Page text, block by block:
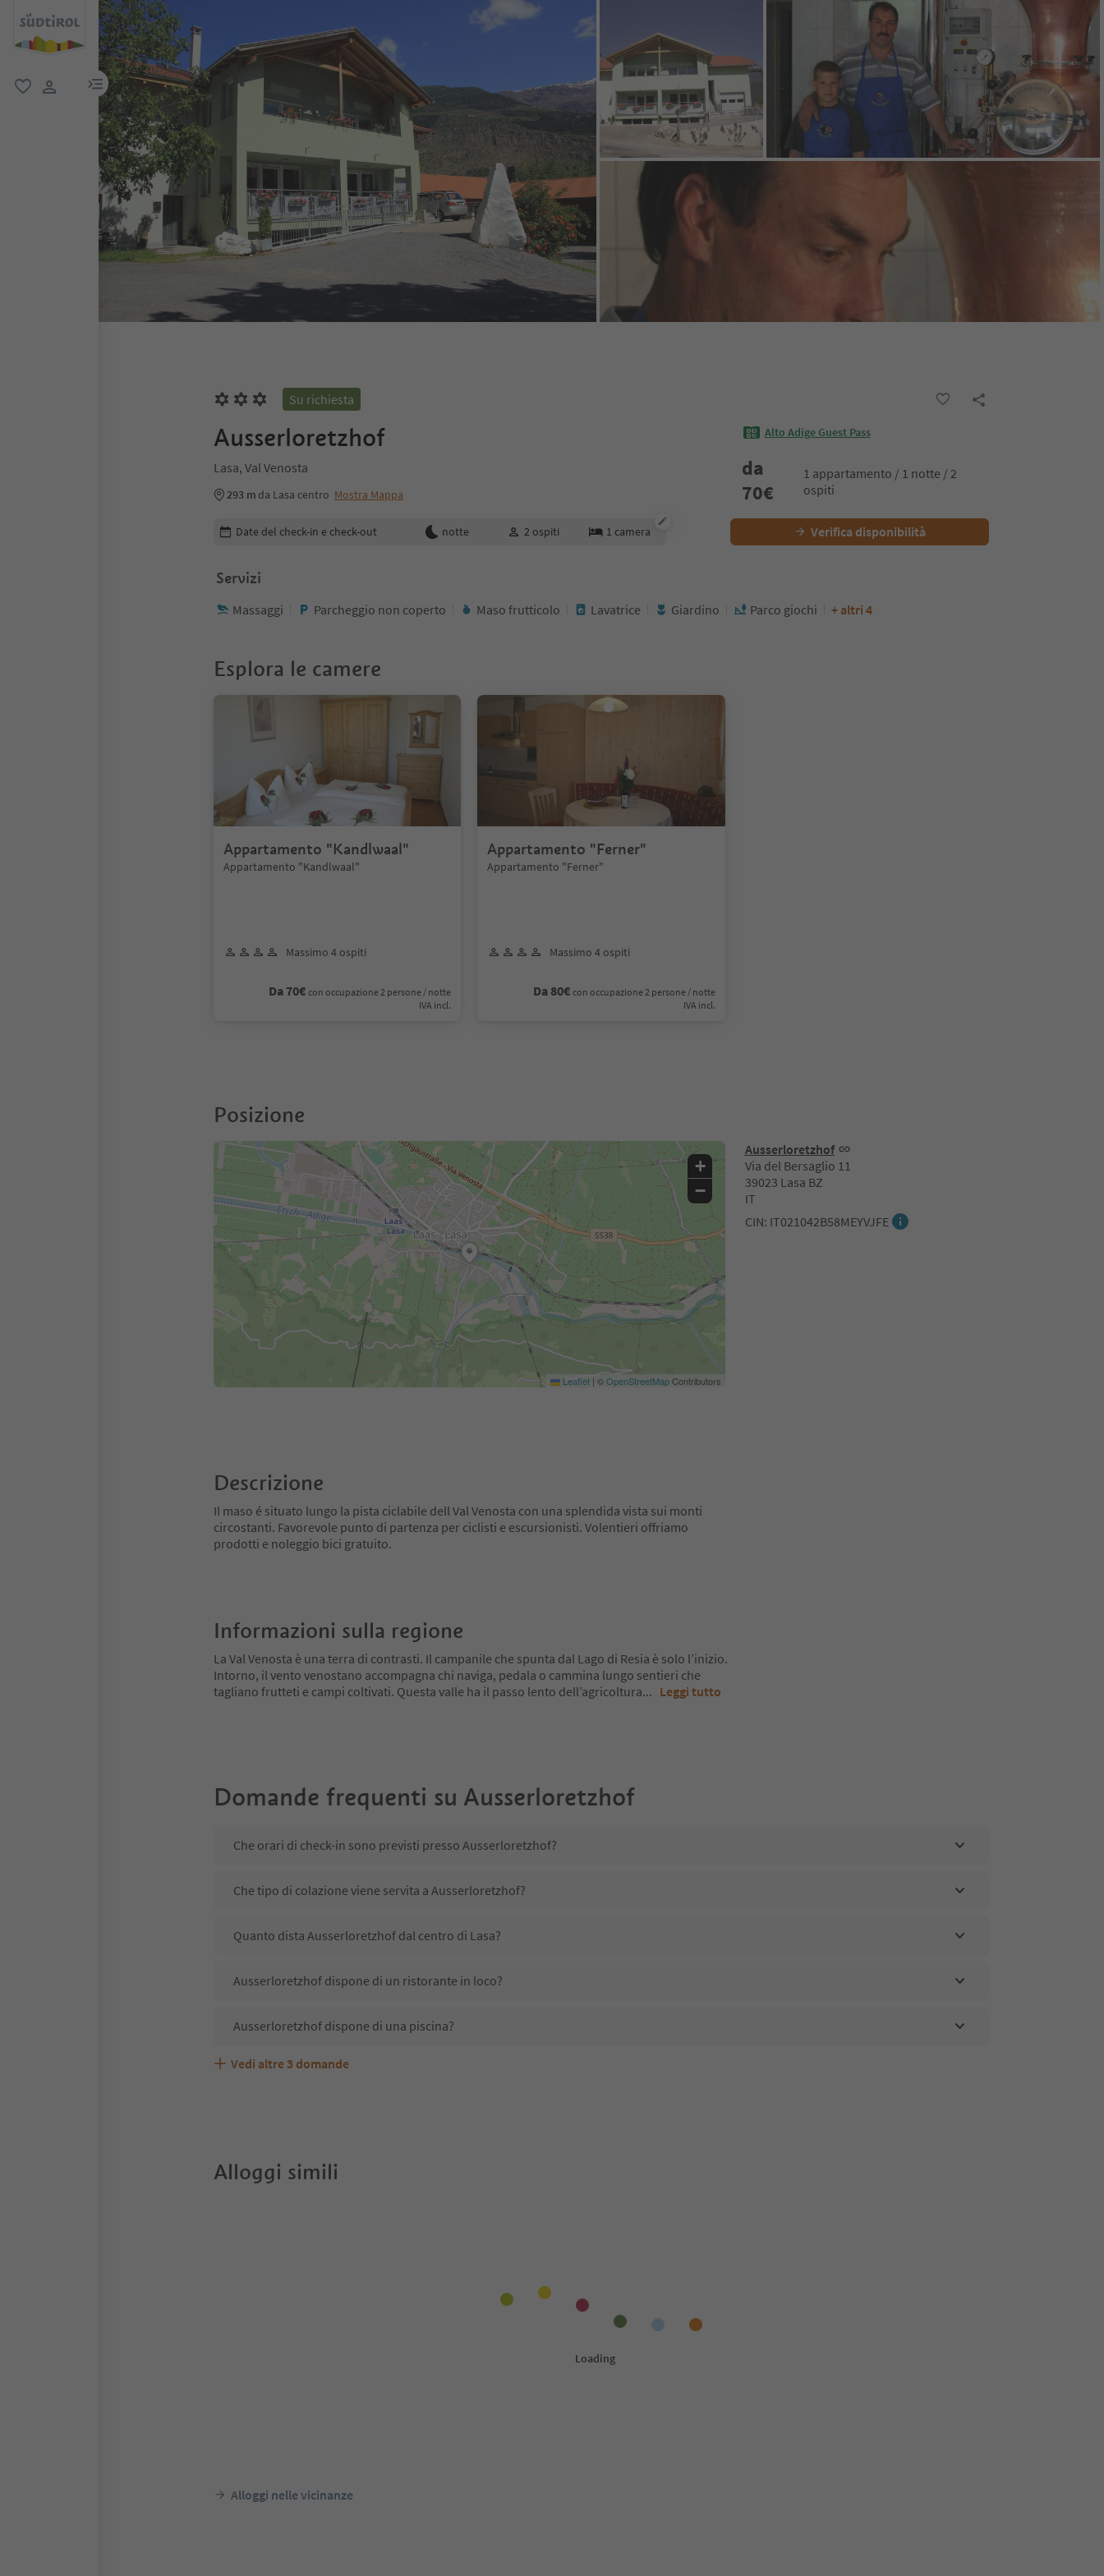
menu link
Su richiesta
Ausserloretzhof
Lasa, Val Venosta
293 m da Lasa centro Mostra Mappa
Alto Adige Guest Pass
da
70€
1 appartamento / 1 notte / 2
ospiti
Modifica i dettagli della prenotazione
Date del check-in e check-out notte 2 ospiti 1 camera Verifica disponibilità
Servizi
Massaggi Parcheggio non coperto Maso frutticolo Lavatrice Giardino Parco giochi + altri 4
Esplora le camere
Appartamento "Kandlwaal"
Appartamento "Kandlwaal"
Massimo 4 ospiti
Da 70€ con occupazione 2 persone / notte
IVA incl.
Appartamento "Ferner"
Appartamento "Ferner"
Massimo 4 ospiti
Da 80€ con occupazione 2 persone / notte
IVA incl.
Posizione
Ausserloretzhof
Via del Bersaglio 11
39023 Lasa BZ
IT
CIN: IT021042B58MEYVJFE
+
−
Leaflet | ©OpenStreetMapContributors
Descrizione
Il maso é situato lungo la pista ciclabile dell Val Venosta con una splendida vista sui monti
circostanti. Favorevole punto di partenza per ciclisti e escursionisti. Volentieri offriamo
prodotti e noleggio bici gratuito.
Informazioni sulla regione
La Val Venosta è una terra di contrasti. Il campanile che spunta dal Lago di Resia è solo l’inizio.
Intorno, il vento venostano accompagna chi naviga, pedala o cammina lungo sentieri che
tagliano frutteti e campi coltivati. Questa valle ha il passo lento dell’agricoltura... Leggi tutto
Domande frequenti su Ausserloretzhof
Che orari di check-in sono previsti presso Ausserloretzhof?
Che tipo di colazione viene servita a Ausserloretzhof?
Quanto dista Ausserloretzhof dal centro di Lasa?
Ausserloretzhof dispone di un ristorante in loco?
Ausserloretzhof dispone di una piscina?
Ausserloretzhof accetta animali domestici?
Quali servizi/attività sono disponibili presso Ausserloretzhof?
Gli ospiti di Ausserloretzhof ricevono l'Alto Adige Guest Pass?
Vedi altre 3 domande
Alloggi simili
Alloggi nelle vicinanze